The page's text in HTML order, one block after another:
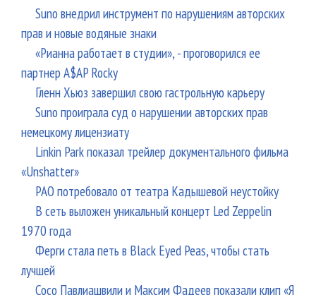
Suno внедрил инструмент по нарушениям авторских
прав и новые водяные знаки
«Рианна работает в студии», - проговорился ее
партнер A$AP Rocky
Гленн Хьюз завершил свою гастрольную карьеру
Suno проиграла суд о нарушении авторских прав
немецкому лицензиату
Linkin Park показал трейлер документального фильма
«Unshatter»
РАО потребовало от театра Кадышевой неустойку
В сеть выложен уникальный концерт Led Zeppelin
1970 года
Ферги стала петь в Black Eyed Peas, чтобы стать
лучшей
Сосо Павлиашвили и Максим Фадеев показали клип «Я